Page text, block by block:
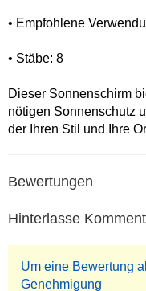
• Empfohlene
• Stäbe: 8
Dieser Sonnenschirm
nötigen Sonnenschutz
der Ihren Stil und Ihre
Bewertungen
Hinterlasse
Um eine Bewertung
Genehmigung